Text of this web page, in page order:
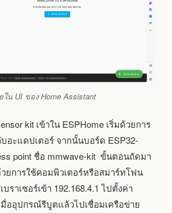
น UI ของ Home Assistant
kit เข้าใน ESPHome เริ่มด้วยการ
บอะแดปเตอร์ จากนั้นบอร์ด ESP32-
point ชื่อ mmwave-kit ขั้นตอนถัดมา
ยการใช้คอมพิวเตอร์หรือสมาร์ทโฟน
บราเซอร์เข้า 192.168.4.1 ไปตั้งค่า
มื่ออุปกรณ์รีบูตแล้วไปเชื่อมเครือข่าย